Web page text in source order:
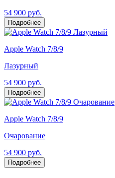
54 900 руб.
Подробнее
Apple Watch 7/8/9
Лазурный
54 900 руб.
Подробнее
Apple Watch 7/8/9
Очарование
54 900 руб.
Подробнее